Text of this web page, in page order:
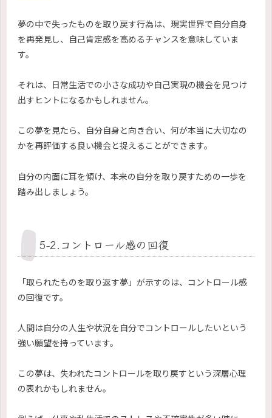
夢の中で失ったものを取り戻す行為は、現実世界で自分自身
を再発見し、自己肯定感を高めるチャンスを意味していま
す。
それは、日常生活での小さな成功や自己実現の機会を見つけ
出すヒントになるかもしれません。
この夢を見たら、自分自身と向き合い、何が本当に大切なの
かを再評価する良い機会と捉えることができます。
自分の内面に耳を傾け、本来の自分を取り戻すための一歩を
踏み出しましょう。
5-2.コントロール感の回復
「取られたものを取り返す夢」が示すのは、コントロール感
の回復です。
人間は自分の人生や状況を自分でコントロールしたいという
強い願望を持っています。
この夢は、失われたコントロールを取り戻すという深層心理
の表れかもしれません。